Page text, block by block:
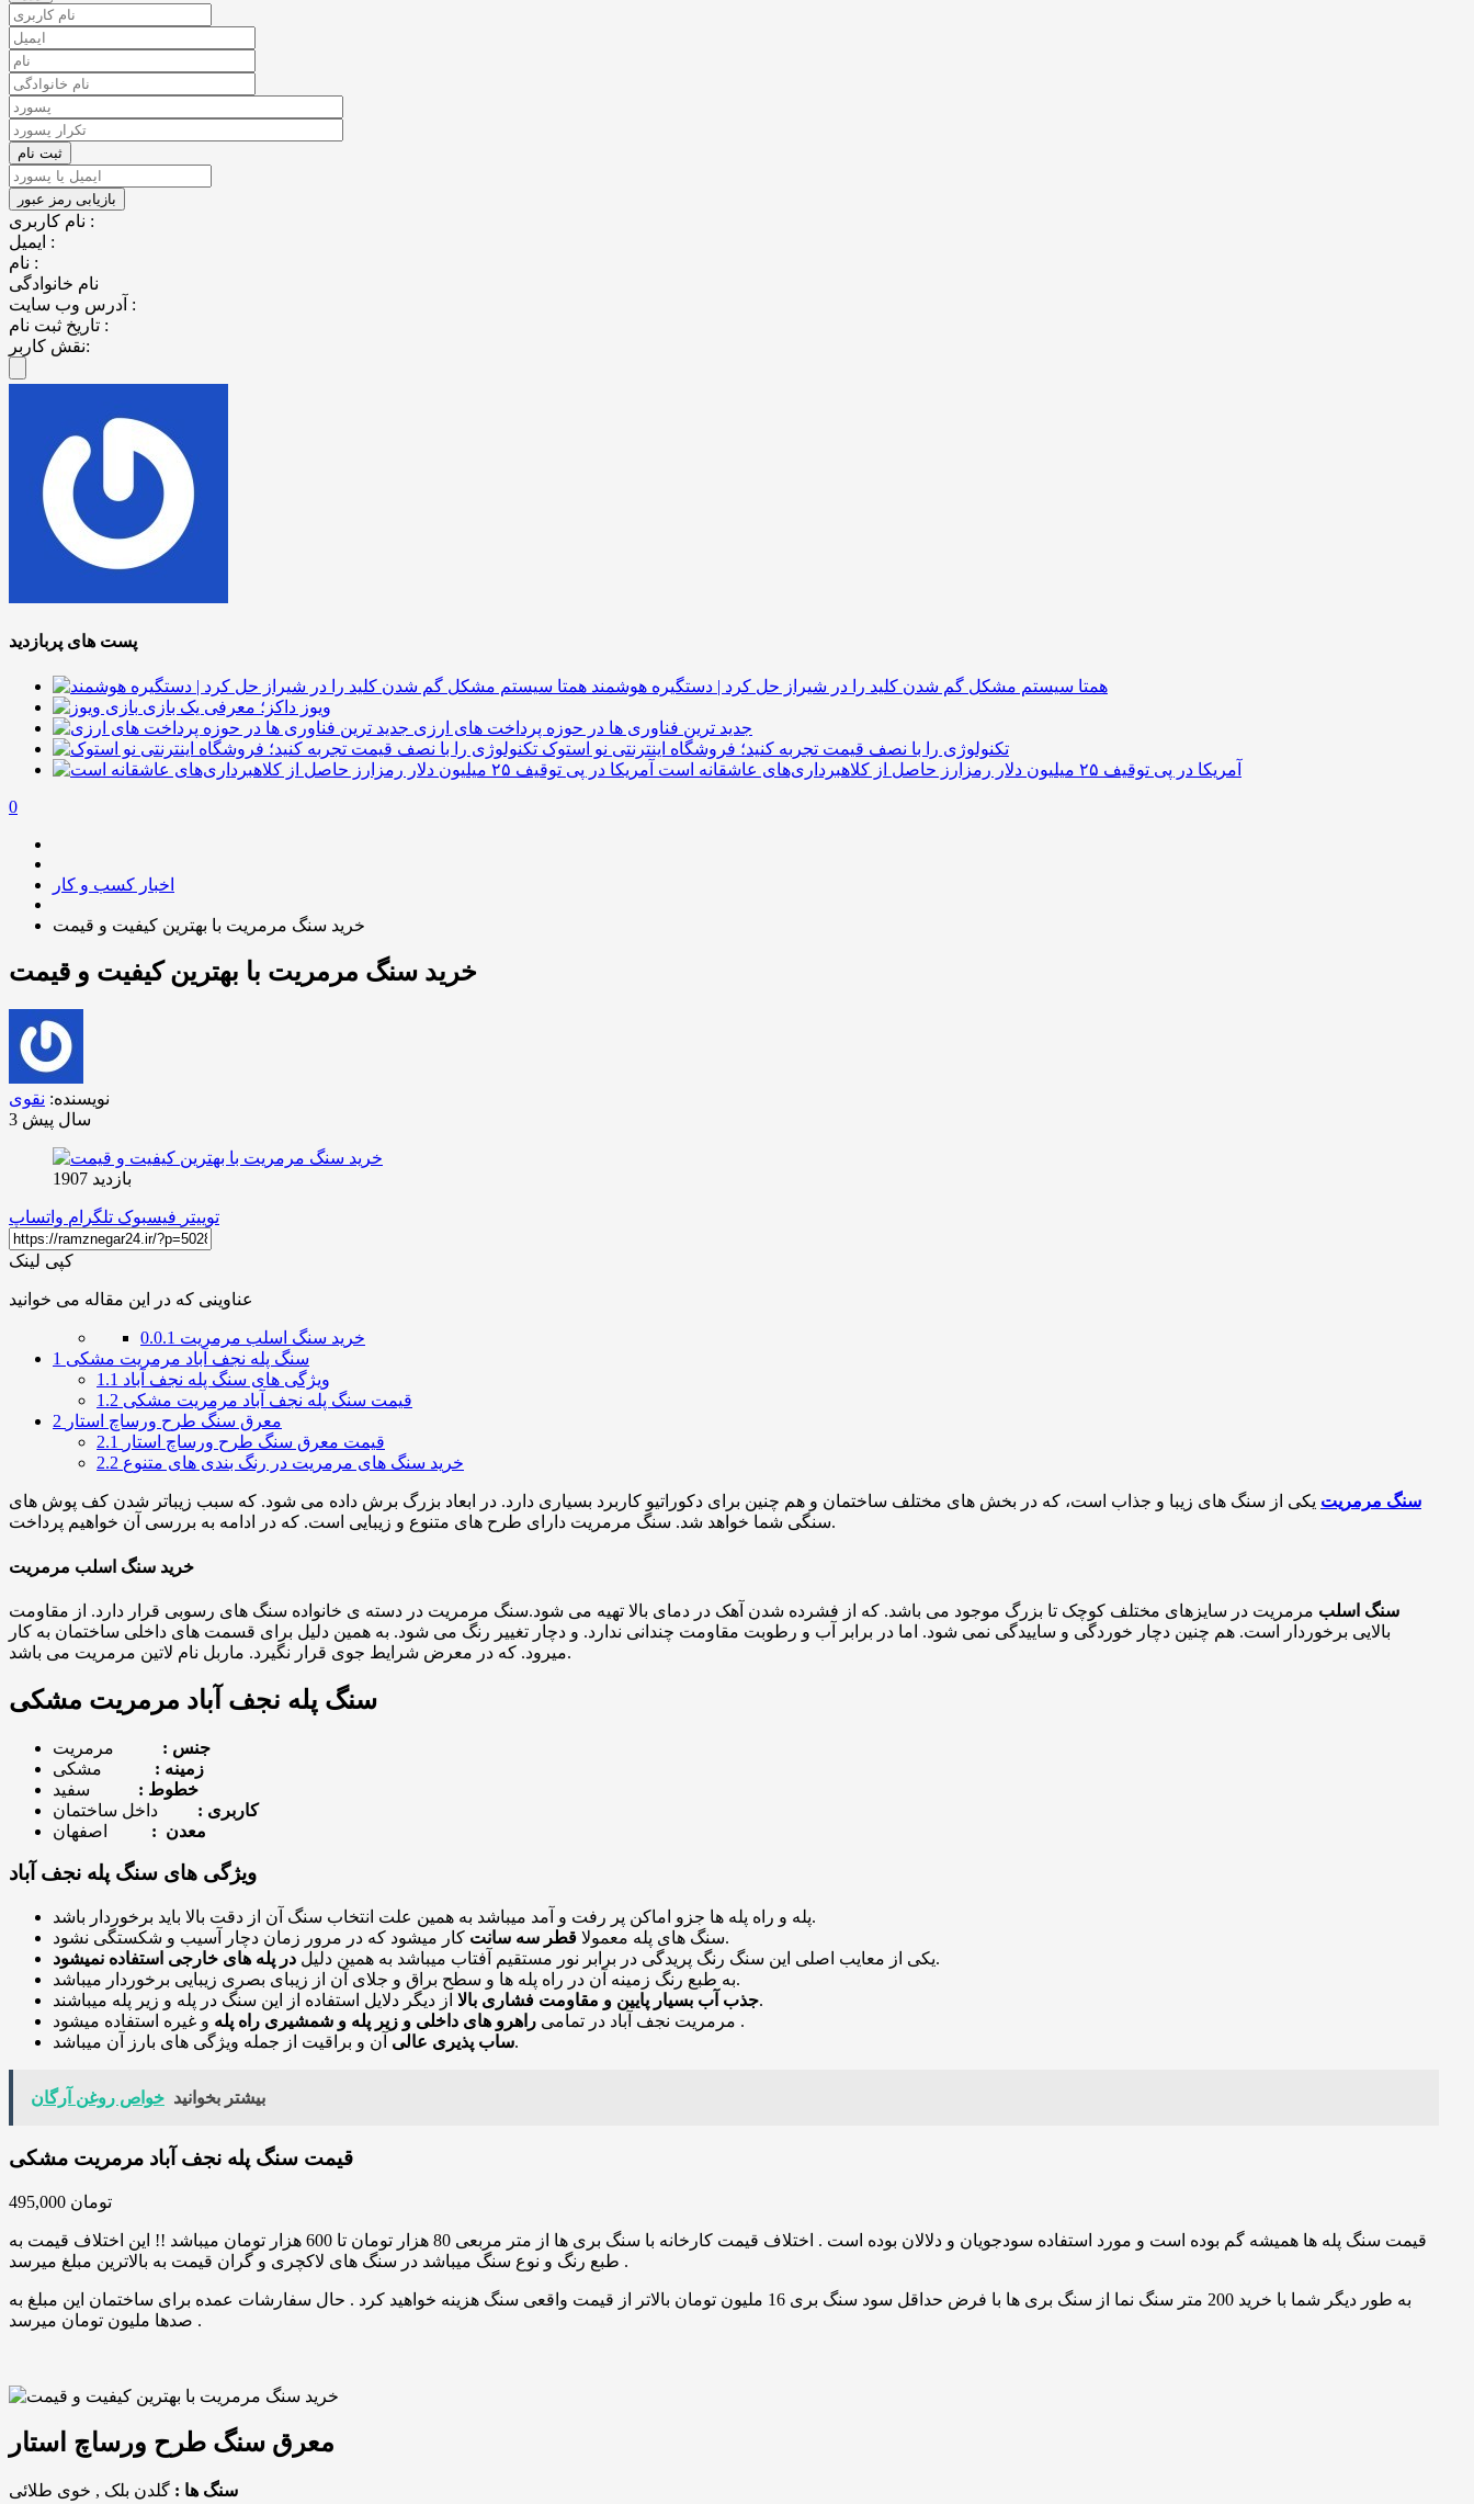
نام کاربری :
ایمیل :
نام :
نام خانوادگی
آدرس وب سایت :
تاریخ ثبت نام :
نقش کاربر:
پست های پربازدید
همتا سیستم مشکل گم شدن کلید را در شیراز حل کرد | دستگیره هوشمند
ویوز داکز؛ معرفی یک بازی
جدید ترین فناوری ها در حوزه پرداخت های ارزی
تکنولوژی را با نصف قیمت تجربه کنید؛ فروشگاه اینترنتی نو استوک
آمریکا در پی توقیف ۲۵ میلیون دلار رمزارز حاصل از کلاهبرداری‌های عاشقانه است
0
اخبار کسب و کار
خرید سنگ مرمریت با بهترین کیفیت و قیمت
خرید سنگ مرمریت با بهترین کیفیت و قیمت
نویسنده: نقوی
3 سال پیش
بازدید 1907
توییتر فیسبوک تلگرام واتساپ
کپی لینک
عناوینی که در این مقاله می خوانید
0.0.1 خرید سنگ اسلب مرمریت
1 سنگ پله نجف آباد مرمریت مشکی
1.1 ویژگی های سنگ پله نجف آباد
1.2 قیمت سنگ پله نجف آباد مرمریت مشکی
2 معرق سنگ طرح ورساچ استار
2.1
قیمت معرق سنگ طرح ورساچ استار
2.2 خرید سنگ های مرمریت در رنگ بندی های متنوع
سنگ مرمریت یکی از سنگ های زیبا و جذاب است، که در بخش های مختلف ساختمان و هم چنین برای دکوراتیو کاربرد بسیاری دارد. در ابعاد بزرگ برش داده می شود. که سبب زیباتر شدن کف پوش های
سنگی شما خواهد شد. سنگ مرمریت دارای طرح های متنوع و زیبایی است. که در ادامه به بررسی آن خواهیم پرداخت.
خرید سنگ اسلب مرمریت
سنگ اسلب مرمریت در سایزهای مختلف کوچک تا بزرگ موجود می باشد. که از فشرده شدن آهک در دمای بالا تهیه می شود.سنگ مرمریت در دسته ی خانواده سنگ های رسوبی قرار دارد. از مقاومت
بالایی برخوردار است. هم چنین دچار خوردگی و ساییدگی نمی شود. اما در برابر آب و رطوبت مقاومت چندانی ندارد. و دچار تغییر رنگ می شود. به همین دلیل برای قسمت های داخلی ساختمان به کار
میرود. که در معرض شرایط جوی قرار نگیرد. ماربل نام لاتین مرمریت می باشد.
سنگ پله نجف آباد مرمریت مشکی
جنس :
مرمریت
زمینه :
مشکی
خطوط : سفید
کاربری :
داخل ساختمان
معدن :
اصفهان
ویژگی های سنگ پله نجف آباد
پله و راه پله ها جزو اماکن پر رفت و آمد میباشد به همین علت انتخاب سنگ آن از دقت بالا باید برخوردار باشد.
سنگ های پله معمولا قطر سه سانت
کار میشود که در مرور زمان دچار آسیب و شکستگی نشود.
یکی از معایب اصلی این سنگ رنگ پریدگی در برابر نور مستقیم آفتاب میباشد به همین دلیل در پله های خارجی استفاده نمیشود
.
به طبع رنگ زمینه آن در راه پله ها و سطح براق و جلای آن از زیبای بصری زیبایی برخوردار میباشد.
جذب آب بسیار پایین و مقاومت فشاری بالااز دیگر دلایل استفاده از این سنگ در پله و زیر پله میباشند.
مرمریت نجف آباد در تمامی راهرو های داخلی و زیر پله و شمشیری راه پله
و غیره استفاده میشود .
ساب پذیری عالیآن و براقیت از جمله ویژگی های بارز آن میباشد.
بیشتر بخوانید خواص روغن آرگان
قیمت سنگ پله نجف آباد مرمریت مشکی
495,000 تومان
قیمت سنگ پله ها همیشه گم بوده است و مورد استفاده سودجویان و دلالان بوده است . اختلاف قیمت کارخانه با سنگ بری ها از متر مربعی 80 هزار تومان تا 600 هزار تومان میباشد !! این اختلاف قیمت به
طبع رنگ و نوع سنگ میباشد در سنگ های لاکچری و گران قیمت به بالاترین مبلغ میرسد .
به طور دیگر شما با خرید 200 متر سنگ نما از سنگ بری ها با فرض حداقل سود سنگ بری 16 ملیون تومان بالاتر از قیمت واقعی سنگ هزینه خواهید کرد . حال سفارشات عمده برای ساختمان این مبلغ به
صدها ملیون تومان میرسد .
معرق سنگ طرح ورساچ استار
سنگ ها : گلدن بلک , خوی طلائی